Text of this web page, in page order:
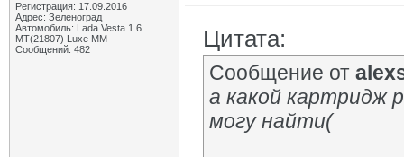
Регистрация: 17.09.2016
Адрес: Зеленоград
Автомобиль: Lada Vesta 1.6
MT(21807) Luxe MM
Сообщений: 482
Цитата:
Сообщение от
а какой картридж
могу найти(